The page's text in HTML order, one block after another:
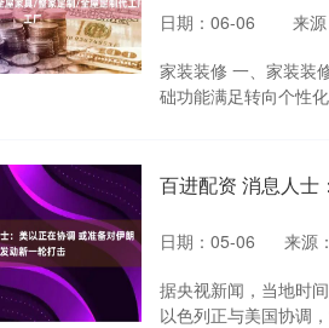
日期：06-06 来
家装装修 一、家装装
础功能满足转向个性
百进配资 消息人士
日期：05-06 来源
据央视新闻，当地时
以色列正与美国协调
深证成指